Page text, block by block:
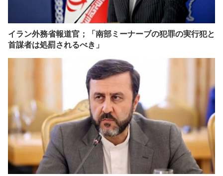
イラン外務省報道官；「南部ミーナーブの犯罪の実行犯と
首謀者は処罰されるべき」